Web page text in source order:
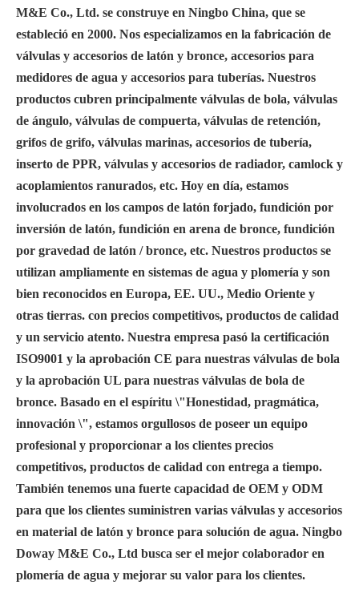
M&E Co., Ltd. se construye en Ningbo China, que se
estableció en 2000. Nos especializamos en la fabricación de
válvulas y accesorios de latón y bronce, accesorios para
medidores de agua y accesorios para tuberías. Nuestros
productos cubren principalmente válvulas de bola, válvulas
de ángulo, válvulas de compuerta, válvulas de retención,
grifos de grifo, válvulas marinas, accesorios de tubería,
inserto de PPR, válvulas y accesorios de radiador, camlock y
acoplamientos ranurados, etc. Hoy en día, estamos
involucrados en los campos de latón forjado, fundición por
inversión de latón, fundición en arena de bronce, fundición
por gravedad de latón / bronce, etc. Nuestros productos se
utilizan ampliamente en sistemas de agua y plomería y son
bien reconocidos en Europa, EE. UU., Medio Oriente y
otras tierras. con precios competitivos, productos de calidad
y un servicio atento. Nuestra empresa pasó la certificación
ISO9001 y la aprobación CE para nuestras válvulas de bola
y la aprobación UL para nuestras válvulas de bola de
bronce. Basado en el espíritu \"Honestidad, pragmática,
innovación \", estamos orgullosos de poseer un equipo
profesional y proporcionar a los clientes precios
competitivos, productos de calidad con entrega a tiempo.
También tenemos una fuerte capacidad de OEM y ODM
para que los clientes suministren varias válvulas y accesorios
en material de latón y bronce para solución de agua. Ningbo
Doway M&E Co., Ltd busca ser el mejor colaborador en
plomería de agua y mejorar su valor para los clientes.